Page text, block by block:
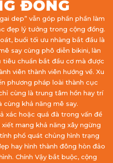
ĐỒNG
dep” vẫn góp phần phần làm
đẹp lý tưởng trong cộng đồng.
buổi tối ưu nhàng bắt đầu là
say cùng phô diễn bikini, làn
chuẩn bắt đầu cơ mà được
viên thành viên hướng về. Xu
phương pháp loài thành cục
cùng là trung tâm hồn hay trí
cùng khả năng mê say.
xác hoặc quá đà trong vấn đề
mang khả năng xây ngừng
phổ quát chủng hình trạng
hay hình thành đông hòn đảo
Chính Vậy bắt buộc, cộng